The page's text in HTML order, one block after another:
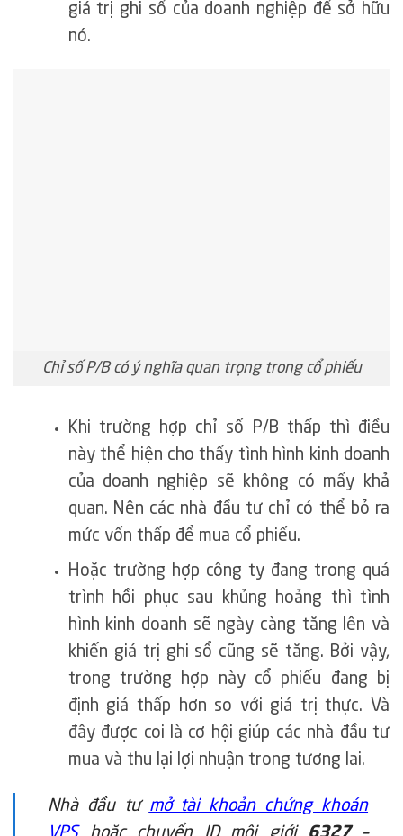
giá trị ghi sổ của doanh nghiệp để sở hữu
nó.
Chỉ số P/B có ý nghĩa quan trọng trong cổ phiếu
Khi trường hợp chỉ số P/B thấp thì điều
này thể hiện cho thấy tình hình kinh doanh
của doanh nghiệp sẽ không có mấy khả
quan. Nên các nhà đầu tư chỉ có thể bỏ ra
mức vốn thấp để mua cổ phiếu.
Hoặc trường hợp công ty đang trong quá
trình hồi phục sau khủng hoảng thì tình
hình kinh doanh sẽ ngày càng tăng lên và
khiến giá trị ghi sổ cũng sẽ tăng. Bởi vậy,
trong trường hợp này cổ phiếu đang bị
định giá thấp hơn so với giá trị thực. Và
đây được coi là cơ hội giúp các nhà đầu tư
mua và thu lại lợi nhuận trong tương lai.
Nhà đầu tư mở tài khoản chứng khoán